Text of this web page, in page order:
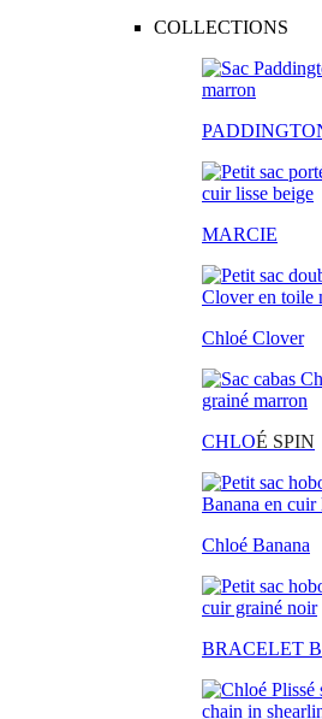
COLLECTIONS
MARCIE
Chloé Clover
CHLOÉ SPIN
Chloé Banana
BRACELET